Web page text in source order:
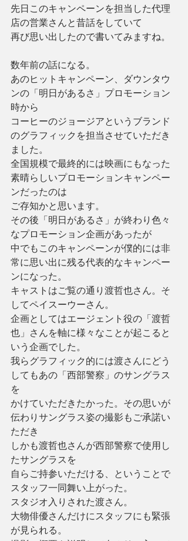
先日このキャンペーンを担当した代理
店の営業さんと昔話をしていて
再び思い出したので書いてみますね。
数年前の話になる。
あのヒットキャンペーン、ダウンタウ
ンの「明日があるさ」プロモーション
時から
コーヒーのジョージアというブランド
のグラフィックを担当させていただき
ました。
全国規模で最終的には映画にもなった
素晴らしいプロモーションキャンペー
ンだったのは
ご存知かと思います。
その後「明日があるさ」が終わり色々
なプロモーション企画があったが
中でもこのキャンペーンが僕的には非
常に思い出に残る代表的なキャンペー
ンになった。
キャストはご覧の通り渡哲也さん。そ
してペイスーウーさん。
企画としてはエージェント役の「渡哲
也」さんを軸に様々なことが起こると
いう企画でした。
我らグラフィック的には渡さんにどう
してもあの「西部警察」のサングラス
を
かけていただきたかった。その思いが
伝わりサングラス姿の撮影もご承諾い
ただき
しかも渡哲也さんが西部警察で使用し
たサングラスを
自らご持参いただける、ということで
スタッフ一同舞い上がった。
スタジオ入りされた渡さん。
大物俳優さんだけにスタッフにも緊張
が見られる。